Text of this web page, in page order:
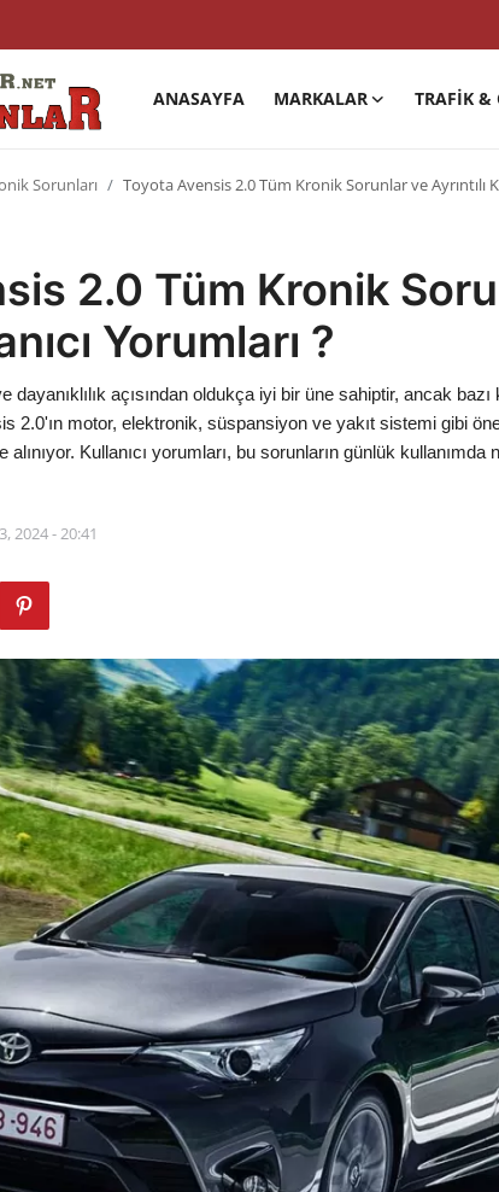
ANASAYFA MARKALAR TRAFIK &
Sorunları Toyota Avensis 2.0 Tüm Kronik Sorunlar ve Ayrıntılı
2.0 Tüm Kronik
Yorumları ?
dayanıklılık açısından oldukça iyi bir üne sahiptir, ancak
2.0'ın motor, elektronik, süspansiyon ve yakıt sistemi gibi
Kullanıcı yorumları, bu sorunların günlük kullanımda
2024 - 20:41